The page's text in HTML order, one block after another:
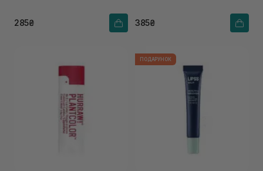
285₴ 385₴
ПОДАРУНОК